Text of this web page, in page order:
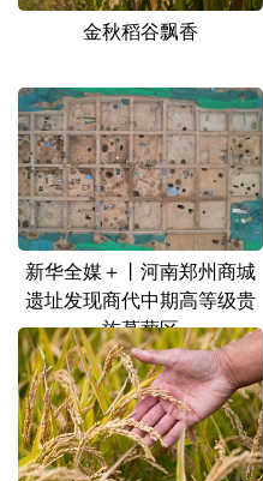
English Español
Deutsch Português
金秋稻谷飘香
新华全媒＋丨河南郑州商城
遗址发现商代中期高等级贵
族墓葬区